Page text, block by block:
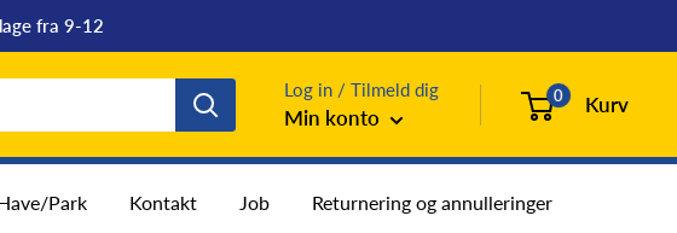
fra 9-12
Log in / Tilmeld dig
Min konto
0 Kurv
Park Kontakt Job Returnering og annulleringer